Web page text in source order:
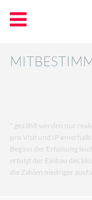
* gezählt werden nur
pro Visit und IP
Beginn der Erfassung
erfolgt der Einbau des
die Zahlen niedriger